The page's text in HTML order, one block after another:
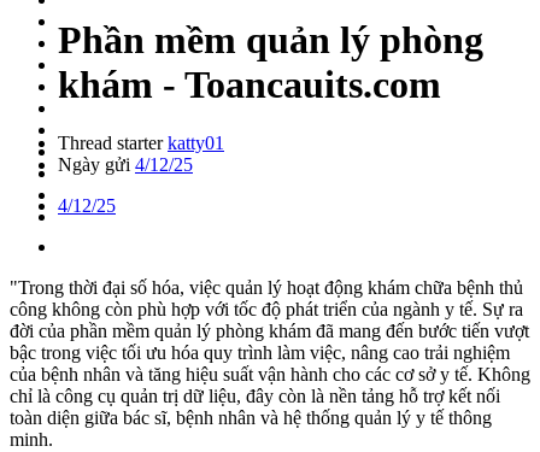
Phần mềm quản lý phòng
khám - Toancauits.com
Thread starter katty01
Ngày gửi 4/12/25
4/12/25
"Trong thời đại số hóa, việc quản lý hoạt động khám chữa bệnh thủ
công không còn phù hợp với tốc độ phát triển của ngành y tế. Sự ra
đời của phần mềm quản lý phòng khám đã mang đến bước tiến vượt
bậc trong việc tối ưu hóa quy trình làm việc, nâng cao trải nghiệm
của bệnh nhân và tăng hiệu suất vận hành cho các cơ sở y tế. Không
chỉ là công cụ quản trị dữ liệu, đây còn là nền tảng hỗ trợ kết nối
toàn diện giữa bác sĩ, bệnh nhân và hệ thống quản lý y tế thông
minh.